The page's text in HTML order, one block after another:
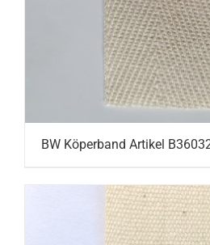
BW Köperband Artikel